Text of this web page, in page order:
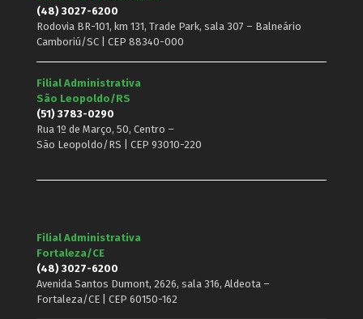
(48) 3027-6200
Rodovia BR-101, km 131, Trade Park, sala 307 – Balneário
Camboriú/SC | CEP 88340-000
Filial Administrativa
São Leopoldo/RS
(51) 3783-0290
Rua 1º de Março, 50, Centro –
São Leopoldo/RS | CEP 93010-220
Filial Administrativa
Fortaleza/CE
(48) 3027-6200
Avenida Santos Dumont, 2626, sala 316, Aldeota –
Fortaleza/CE | CEP 60150-162